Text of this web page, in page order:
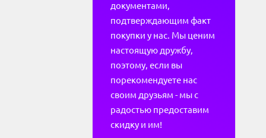
документами,
подтверждающим факт
покупки у нас. Мы ценим
настоящую дружбу,
поэтому, если вы
порекомендуете нас
своим друзьям - мы с
радостью предоставим
скидку и им!